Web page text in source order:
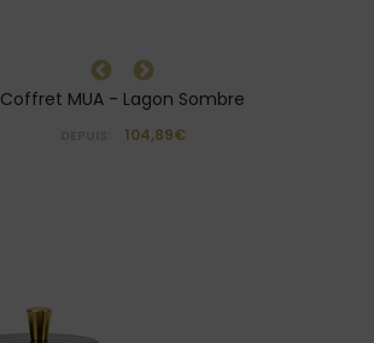
Coffret MUA - Lagon Sombre
104,89€